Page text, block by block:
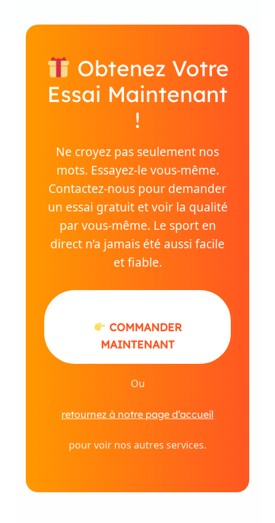
Obtenez Votre
Essai Maintenant
!
Ne croyez pas seulement nos
mots. Essayez-le vous-même.
Contactez-nous pour demander
un essai gratuit et voir la qualité
par vous-même. Le sport en
direct n’a jamais été aussi facile
et fiable.
COMMANDER
MAINTENANT
Ou
retournez à notre page d’accueil
pour voir nos autres services.